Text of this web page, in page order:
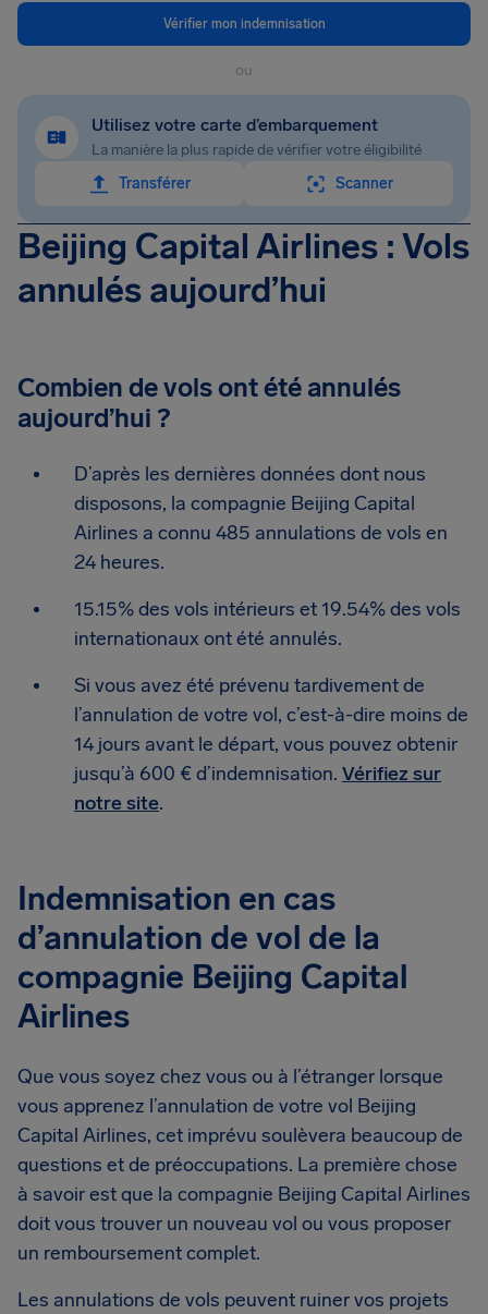
Vérifier mon indemnisation
ou
Utilisez votre carte d’embarquement
La manière la plus rapide de vérifier votre éligibilité
Transférer
Scanner
Beijing Capital Airlines : Vols
annulés aujourd’hui
Combien de vols ont été annulés
aujourd’hui ?
D’après les dernières données dont nous
disposons, la compagnie Beijing Capital
Airlines a connu 485 annulations de vols en
24 heures.
15.15% des vols intérieurs et 19.54% des vols
internationaux ont été annulés.
Si vous avez été prévenu tardivement de
l’annulation de votre vol, c’est-à-dire moins de
14 jours avant le départ, vous pouvez obtenir
jusqu’à 600 € d’indemnisation. Vérifiez sur
notre site.
Indemnisation en cas
d’annulation de vol de la
compagnie Beijing Capital
Airlines
Que vous soyez chez vous ou à l’étranger lorsque
vous apprenez l’annulation de votre vol Beijing
Capital Airlines, cet imprévu soulèvera beaucoup de
questions et de préoccupations. La première chose
à savoir est que la compagnie Beijing Capital Airlines
doit vous trouver un nouveau vol ou vous proposer
un remboursement complet.
Les annulations de vols peuvent ruiner vos projets